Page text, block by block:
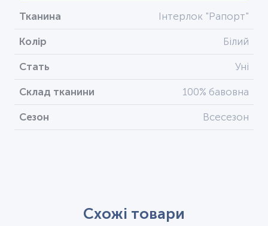
Тканина Інтерлок "Рапорт"
Колір Білий
Стать Уні
Склад тканини 100% бавовна
Сезон Всесезон
Схожі товари